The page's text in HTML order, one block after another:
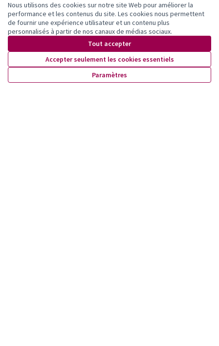
Nous utilisons des cookies sur notre site Web pour améliorer la
performance et les contenus du site. Les cookies nous permettent
de fournir une expérience utilisateur et un contenu plus
personnalisés à partir de nos canaux de médias sociaux.
Tout accepter
Accepter seulement les cookies essentiels
Paramètres
0 commentaire
Les mieux notésLes plus récents
Les plus
anciens
débattus